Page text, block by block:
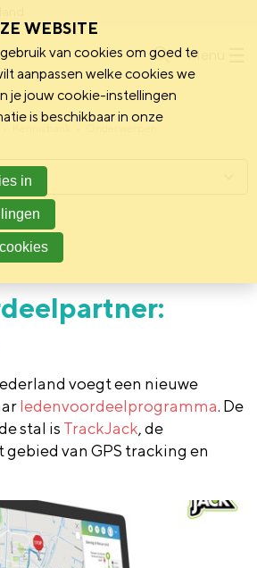
Menu
voegt een nieuwe
ledenvoordeelprogramma. De
stal is TrackJack, de
van GPS tracking en
WEBSITE
van cookies om goed te
aanpassen welke cookies we
je jouw cookie-instellingen
is beschikbaar in onze
in